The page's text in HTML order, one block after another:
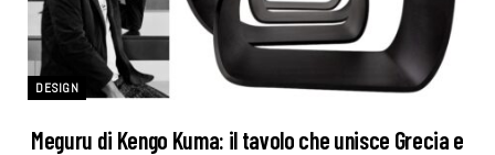
DESIGN
Meguru di Kengo Kuma: il tavolo che unisce Grecia e